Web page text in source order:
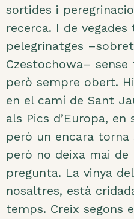
sortides i
recerca. I de vegades
pelegrinatges
Czestochowa–
però sempre obert.
en el camí de Sant
als Pics d’Europa,
però un encara torna
però no deixa mai
pregunta. La vinya
nosaltres, està
temps. Creix segons